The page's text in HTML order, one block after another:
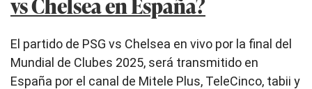
El partido de PSG vs Chelsea en vivo por la final del
Mundial de Clubes 2025, será transmitido en
España por el canal de Mitele Plus, TeleCinco, tabii y